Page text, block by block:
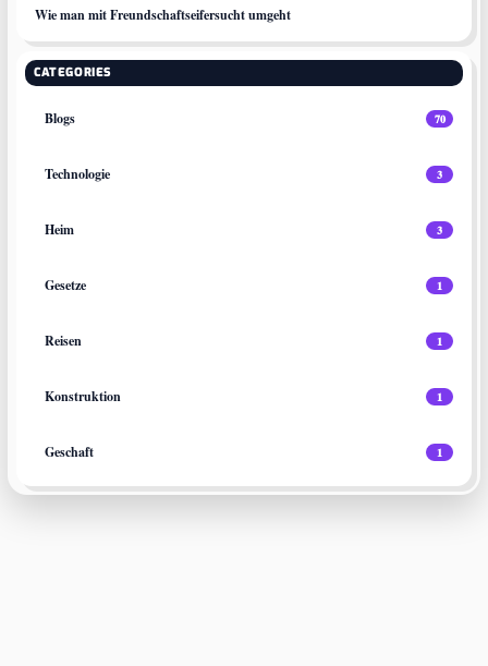
Wie man mit Freundschaftseifersucht umgeht
CATEGORIES
Blogs 70
Technologie 3
Heim 3
Gesetze 1
Reisen 1
Konstruktion 1
Geschaft 1